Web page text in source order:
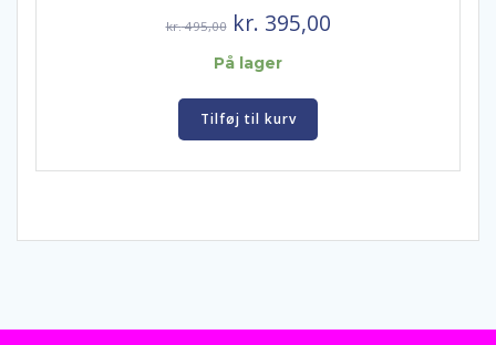
kr.495,00 Den
oprindelige
var:
kr. 495,00.
kr. 395,00Den
På lager
Tilføj til kurv